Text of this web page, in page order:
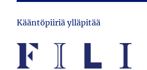
Kääntöpiiriä ylläpitää